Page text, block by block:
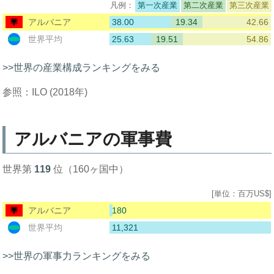
第一次産業
第二次産業 第三次産業
アルバニア 38.00 19.34
42.66
世界平均
25.63 19.51 54.86
>>世界の産業構成ランキングをみる
参照：ILO (2018年)
アルバニアの軍事費
世界第 119 位（160ヶ国中）
[単位：百万US$]
アルバニア
180
世界平均
11,321
>>世界の軍事力ランキングをみる